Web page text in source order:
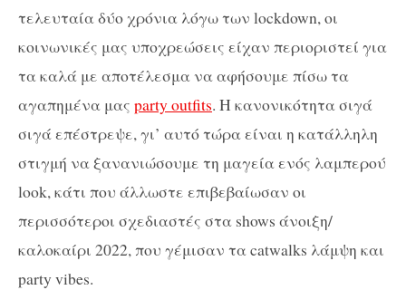
τελευταία δύο χρόνια λόγω των lockdown, οι
κοινωνικές μας υποχρεώσεις είχαν περιοριστεί για
τα καλά με αποτέλεσμα να αφήσουμε πίσω τα
αγαπημένα μας partyoutfits. Η κανονικότητα σιγά
σιγά επέστρεψε, γι’ αυτό τώρα είναι η κατάλληλη
στιγμή να ξανανιώσουμε τη μαγεία ενός λαμπερού
look, κάτι που άλλωστε επιβεβαίωσαν οι
περισσότεροι σχεδιαστές στα shows άνοιξη/
καλοκαίρι 2022, που γέμισαν ταcatwalks λάμψη και
party vibes.